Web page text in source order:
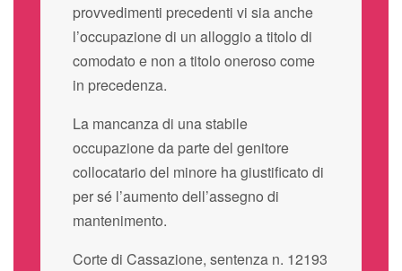
provvedimenti precedenti vi sia anche
l’occupazione di un alloggio a titolo di
comodato e non a titolo oneroso come
in precedenza.
La mancanza di una stabile
occupazione da parte del genitore
collocatario del minore ha giustificato di
per sé l’aumento dell’assegno di
mantenimento.
Corte di Cassazione, sentenza n. 12193